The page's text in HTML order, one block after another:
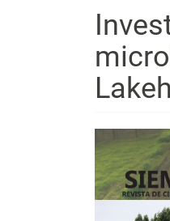
Barra
lateral
del